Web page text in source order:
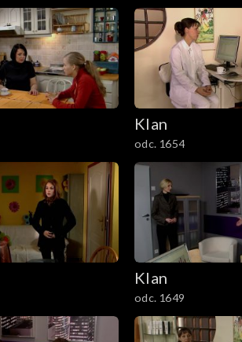
1101–1200
1001–1100
901–1000
801–900
701–800
601–700
501–600
401–500
Klan
odc. 1654
Klan
odc. 1649